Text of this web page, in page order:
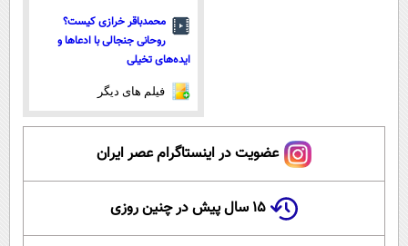
محمدباقر خرازی کیست؟
روحانی جنجالی با ادعاها و
ایده‌های تخیلی
فیلم های دیگر
عضویت در اینستاگرام عصر ایران
۱۵ سال پیش در چنین روزی